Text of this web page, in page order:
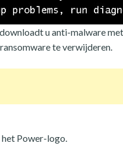
u anti-malware
te verwijderen.
het Power-logo.